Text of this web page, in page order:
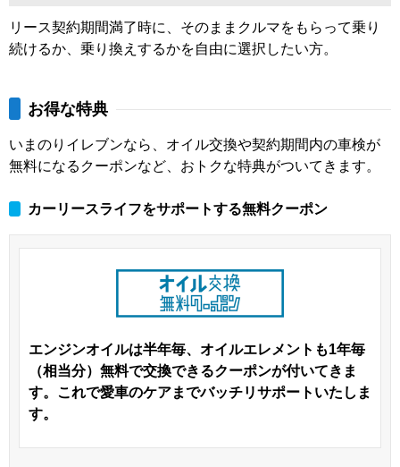
リース契約期間満了時に、そのままクルマをもらって乗り
続けるか、乗り換えするかを自由に選択したい方。
お得な特典
いまのりイレブンなら、オイル交換や契約期間内の車検が
無料になるクーポンなど、おトクな特典がついてきます。
カーリースライフをサポートする無料クーポン
エンジンオイルは半年毎、オイルエレメントも1年毎
（相当分）無料で交換できるクーポンが付いてきま
す。これで愛車のケアまでバッチリサポートいたしま
す。